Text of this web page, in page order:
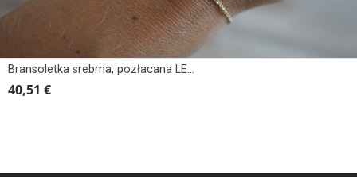
Bransoletka srebrna, pozłacana LEŻĄCY KOT
40,51 €